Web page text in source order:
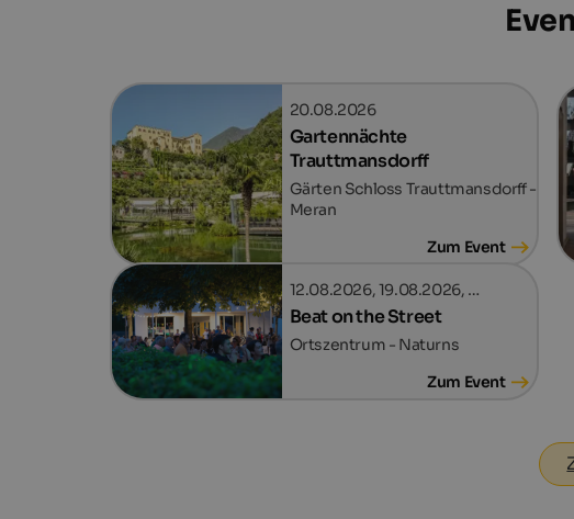
20.08.2026
Gartennächte
Trauttmansdorff
Gärten Schloss Trauttmansdorff -
Meran
Zum Event
12.08.2026, 19.08.2026, …
Beat on the Street
Ortszentrum - Naturns
Zum Event